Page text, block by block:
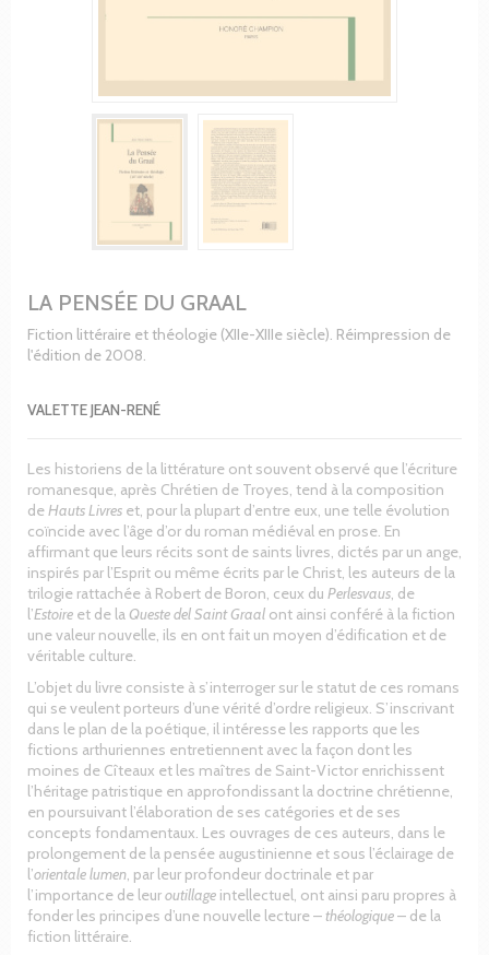
LA PENSÉE DU GRAAL
Fiction littéraire et théologie (XIIe-XIIIe siècle). Réimpression de
l'édition de 2008.
VALETTE JEAN-RENÉ
Les historiens de la littérature ont souvent observé que l’écriture
romanesque, après Chrétien de Troyes, tend à la composition
deHauts Livres et, pour la plupart d’entre eux, une telle évolution
coïncide avec l’âge d’or du roman médiéval en prose. En
affirmant que leurs récits sont de saints livres, dictés par un ange,
inspirés par l’Esprit ou même écrits par le Christ, les auteurs de la
trilogie rattachée à Robert de Boron, ceux du Perlesvaus , de
l’Estoire et de la Queste del Saint Graal ont ainsi conféré à la fiction
une valeur nouvelle, ils en ont fait un moyen d’édification et de
véritable culture.
L’objet du livre consiste à s’interroger sur le statut de ces romans
qui se veulent porteurs d’une vérité d’ordre religieux. S’inscrivant
dans le plan de la poétique, il intéresse les rapports que les
fictions arthuriennes entretiennent avec la façon dont les
moines de Cîteaux et les maîtres de Saint-Victor enrichissent
l’héritage patristique en approfondissant la doctrine chrétienne,
en poursuivant l’élaboration de ses catégories et de ses
concepts fondamentaux. Les ouvrages de ces auteurs, dans le
prolongement de la pensée augustinienne et sous l’éclairage de
l’orientale lumen , par leur profondeur doctrinale et par
l’importance de leuroutillage intellectuel, ont ainsi paru propres à
fonder les principes d’une nouvelle lecture –théologique– de la
fiction littéraire.